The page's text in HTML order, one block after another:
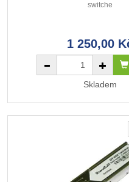
switche
1 250,00
Skladem